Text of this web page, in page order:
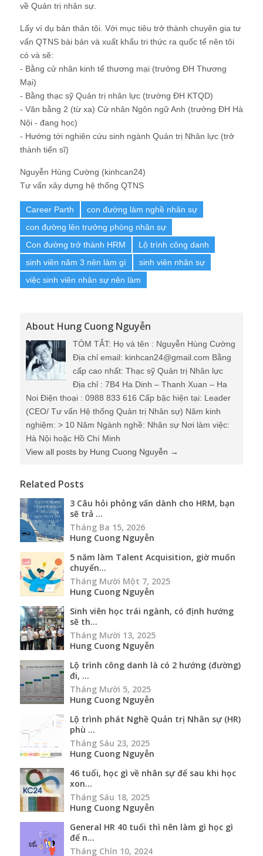
về Quản trị nhân sự.
Lấy ví dụ bản thân tôi. Với mục tiêu trở thành chuyên gia tư
vấn QTNS bài bản và xuất khẩu tri thức ra quốc tế nên tôi
có và sẽ:
- Bằng cử nhân kinh tế thương mại (trưởng ĐH Thương
Mại)
- Bằng thạc sỹ Quản trị nhân lực (trường ĐH KTQD)
- Văn bằng 2 (từ xa) Cử nhân Ngôn ngữ Anh (trưởng ĐH Hà
Nội - đang học)
- Hướng tới nghiên cứu sinh ngành Quản trị Nhân lực (trở
thành tiến sĩ)
Nguyễn Hùng Cường (kinhcan24)
Tư vấn xây dựng hệ thống QTNS
Career Parth
con đường làm nghề nhân sự
con đường lên trưởng phòng nhân sự
Con đường trở thành HRM
Lộ trình công danh
sinh viên năm 3 nên làm gì
sinh viên nhân sự
việc sinh viên nhân sự nên làm
About Hung Cuong Nguyễn
TÓM TẮT: Họ và tên : Nguyễn Hùng Cường
Địa chỉ email: kinhcan24@gmail.com Bằng
cấp cao nhất: Thạc sỹ Quản trị Nhân lực
Địa chỉ : 7B4 Ha Dinh – Thanh Xuan – Ha
Noi Điện thoại : 0988 833 616 Cấp bậc hiện tại: Leader
(CEO/ Tư vấn Hệ thống Quản trị Nhân sự) Năm kinh
nghiệm: > 10 Năm Ngành nghề: Nhân sự Nơi làm việc:
Hà Nội hoặc Hồ Chí Minh
View all posts by Hung Cuong Nguyễn →
Related Posts
3 Câu hỏi phỏng vấn dành cho HRM, bạn
sẽ trả ...
Tháng Ba 15, 2026
Hung Cuong Nguyễn
5 năm làm Talent Acquisition, giờ muốn
chuyển...
Tháng Mười Một 7, 2025
Hung Cuong Nguyễn
Sinh viên học trái ngành, có định hướng
sẽ th...
Tháng Mười 13, 2025
Hung Cuong Nguyễn
Lộ trình công danh là có 2 hướng (đường)
đi, ...
Tháng Mười 5, 2025
Hung Cuong Nguyễn
Lộ trình phát Nghề Quản trị Nhân sự (HR)
phù ...
Tháng Sáu 23, 2025
Hung Cuong Nguyễn
46 tuổi, học gì về nhân sự để sau khi học
xon...
Tháng Sáu 18, 2025
Hung Cuong Nguyễn
General HR 40 tuổi thì nên làm gì học gì
để n...
Tháng Chín 10, 2024